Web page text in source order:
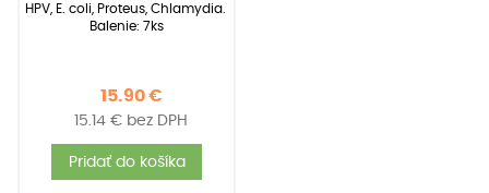
HPV, E. coli, Proteus, Chlamydia.
Balenie: 7ks
15.90€
15.14 € bez DPH
Pridať do košíka